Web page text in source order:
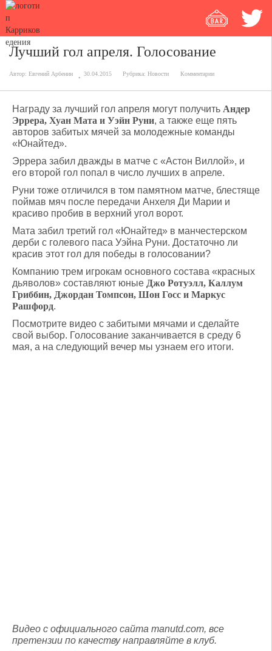
Лучший гол апреля. Голосование
Автор: Евгений Арбенин 30.04.2015 Рубрика: Новости Комментарии
Награду за лучший гол апреля могут получить Андер
Эррера, Хуан Мата и Уэйн Руни, а также еще пять
авторов забитых мячей за молодежные команды
«Юнайтед».
Эррера забил дважды в матче с «Астон Виллой», и
его второй гол попал в число лучших в апреле.
Руни тоже отличился в том памятном матче, блестяще
поймав мяч после передачи Анхеля Ди Марии и
красиво пробив в верхний угол ворот.
Мата забил третий гол «Юнайтед» в манчестерском
дерби с голевого паса Уэйна Руни. Достаточно ли
красив этот гол для победы в голосовании?
Компанию трем игрокам основного состава «красных
дьяволов» составляют юные Джо Ротуэлл, Каллум
Гриббин, Джордан Томпсон, Шон Госс и Маркус
Рашфорд.
Посмотрите видео с забитыми мячами и сделайте
свой выбор. Голосование заканчивается в среду 6
мая, а на следующий вечер мы узнаем его итоги.
Видео с официального сайта manutd.com, все
претензии по качеству направляйте в клуб.